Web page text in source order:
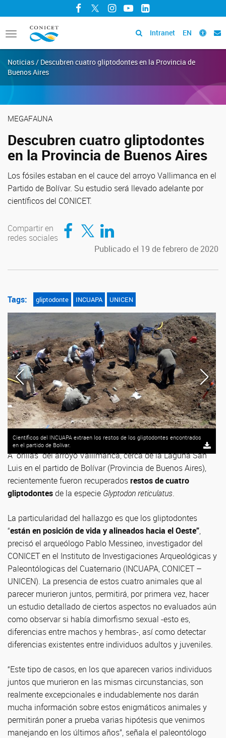
Facebook
TwitterInstagram
YouTubeLinkedIn
Toggle
navigation
Intranet EN
Noticias / Descubren cuatro gliptodontes en la Provincia de
Buenos Aires
MEGAFAUNA
Descubren cuatro gliptodontes
en la Provincia de Buenos Aires
Los fósiles estaban en el cauce del arroyo Vallimanca en el
Partido de Bolívar. Su estudio será llevado adelante por
científicos del CONICET.
Compartir en
redes sociales
Compartir en Facebook
Compartir en TwitterCompartir en LinkedIn
Publicado el 19 de febrero de 2020
Tags: gliptodonte INCUAPA UNICEN
Científicos del INCUAPA extraen los restos de los gliptodontes encontrados
en el partido de Bolívar.
A orillas del arroyo Vallimanca, cerca de la Laguna San
Luis en el partido de Bolívar (Provincia de Buenos Aires),
recientemente fueron recuperadosrestos de cuatro
gliptodontesde la especie Glyptodon reticulatus.
La particularidad del hallazgo es que los gliptodontes
“están en posición de vida y alineados hacia el Oeste”,
precisó el arqueólogo Pablo Messineo, investigador del
CONICET en el Instituto de Investigaciones Arqueológicas y
Paleontólogicas del Cuaternario (INCUAPA, CONICET –
UNICEN). La presencia de estos cuatro animales que al
parecer murieron juntos, permitirá, por primera vez, hacer
un estudio detallado de ciertos aspectos no evaluados aún
como observar si había dimorfismo sexual -esto es,
diferencias entre machos y hembras-, así como detectar
diferencias existentes entre individuos adultos y juveniles.
“Este tipo de casos, en los que aparecen varios individuos
juntos que murieron en las mismas circunstancias, son
realmente excepcionales e indudablemente nos darán
mucha información sobre estos enigmáticos animales y
permitirán poner a prueba varias hipótesis que venimos
manejando en los últimos años”, señala el paleontólogo